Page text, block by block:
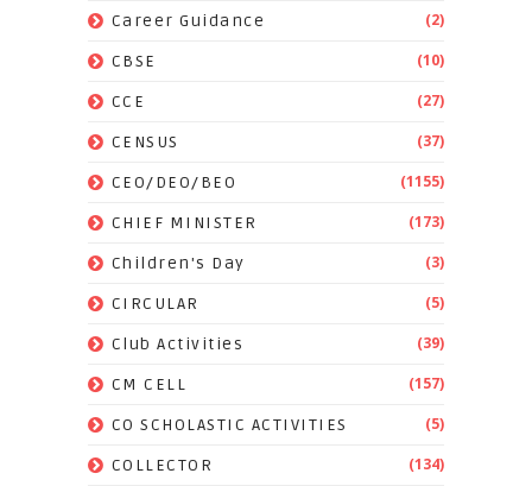
Career Guidance (2)
CBSE (10)
CCE (27)
CENSUS (37)
CEO/DEO/BEO (1155)
CHIEF MINISTER (173)
Children's Day (3)
CIRCULAR (5)
Club Activities (39)
CM CELL (157)
CO SCHOLASTIC ACTIVITIES (5)
COLLECTOR (134)